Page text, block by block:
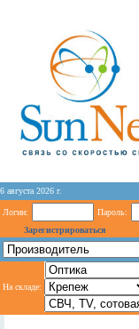
6 августа 2026 г.
Логин:
Пароль:
Зарегистрироваться
На складе: